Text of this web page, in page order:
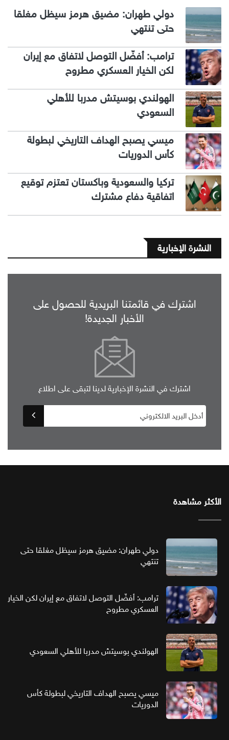
دولي طهران: مضيق هرمز سيظل مغلقا
حتى تنتهي
ترامب: أفضّل التوصل لاتفاق مع إيران
لكن الخيار العسكري مطروح
الهولندي بوسيتش مدربا للأهلي
السعودي
ميسي يصبح الهداف التاريخي لبطولة
كأس الدوريات
تركيا والسعودية وباكستان تعتزم توقيع
اتفاقية دفاع مشترك
النشرة الإخبارية
اشترك في قائمتنا البريدية للحصول على
الأخبار الجديدة!
اشترك في النشرة الإخبارية لدينا لتبقى على اطلاع
الأكثر مشاهدة
دولي طهران: مضيق هرمز سيظل مغلقا حتى
تنتهي
ترامب: أفضّل التوصل لاتفاق مع إيران لكن الخيار
العسكري مطروح
الهولندي بوسيتش مدربا للأهلي السعودي
ميسي يصبح الهداف التاريخي لبطولة كأس
الدوريات